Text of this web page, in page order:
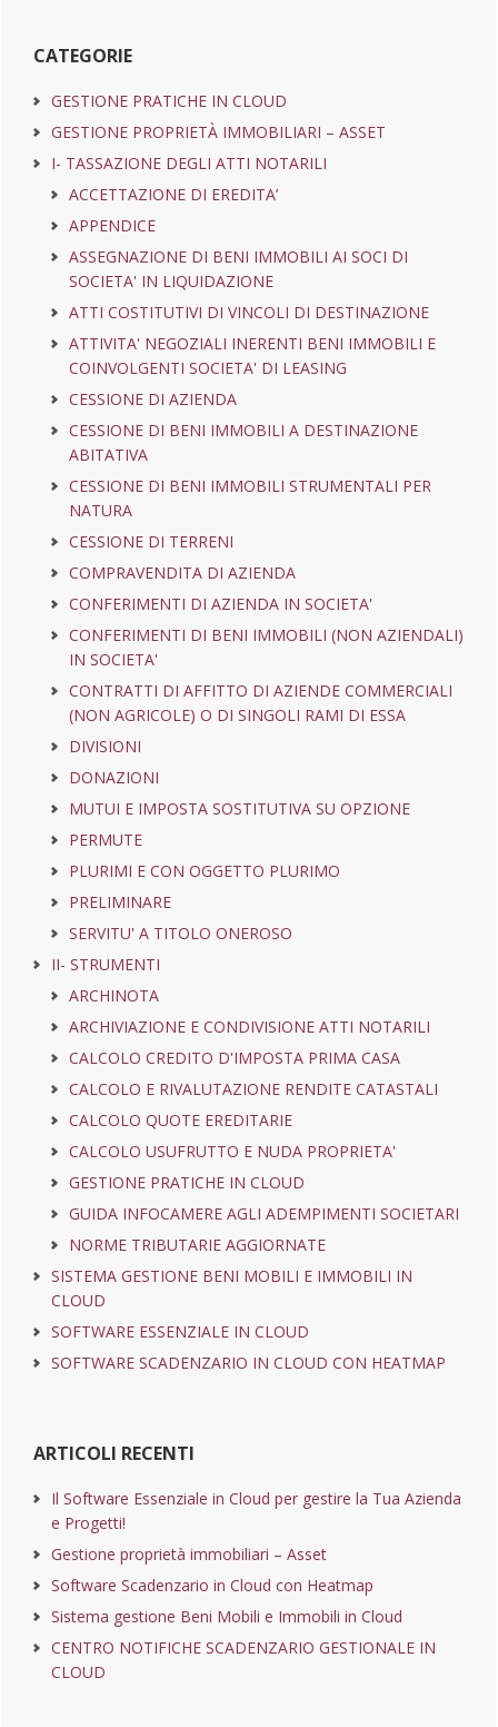
CATEGORIE
GESTIONE PRATICHE IN CLOUD
GESTIONE PROPRIETÀ IMMOBILIARI – ASSET
I- TASSAZIONE DEGLI ATTI NOTARILI
ACCETTAZIONE DI EREDITA’
APPENDICE
ASSEGNAZIONE DI BENI IMMOBILI AI SOCI DI
SOCIETA' IN LIQUIDAZIONE
ATTI COSTITUTIVI DI VINCOLI DI DESTINAZIONE
ATTIVITA' NEGOZIALI INERENTI BENI IMMOBILI E
COINVOLGENTI SOCIETA' DI LEASING
CESSIONE DI AZIENDA
CESSIONE DI BENI IMMOBILI A DESTINAZIONE
ABITATIVA
CESSIONE DI BENI IMMOBILI STRUMENTALI PER
NATURA
CESSIONE DI TERRENI
COMPRAVENDITA DI AZIENDA
CONFERIMENTI DI AZIENDA IN SOCIETA'
CONFERIMENTI DI BENI IMMOBILI (NON AZIENDALI)
IN SOCIETA'
CONTRATTI DI AFFITTO DI AZIENDE COMMERCIALI
(NON AGRICOLE) O DI SINGOLI RAMI DI ESSA
DIVISIONI
DONAZIONI
MUTUI E IMPOSTA SOSTITUTIVA SU OPZIONE
PERMUTE
PLURIMI E CON OGGETTO PLURIMO
PRELIMINARE
SERVITU' A TITOLO ONEROSO
II- STRUMENTI
ARCHINOTA
ARCHIVIAZIONE E CONDIVISIONE ATTI NOTARILI
CALCOLO CREDITO D'IMPOSTA PRIMA CASA
CALCOLO E RIVALUTAZIONE RENDITE CATASTALI
CALCOLO QUOTE EREDITARIE
CALCOLO USUFRUTTO E NUDA PROPRIETA'
GESTIONE PRATICHE IN CLOUD
GUIDA INFOCAMERE AGLI ADEMPIMENTI SOCIETARI
NORME TRIBUTARIE AGGIORNATE
SISTEMA GESTIONE BENI MOBILI E IMMOBILI IN
CLOUD
SOFTWARE ESSENZIALE IN CLOUD
SOFTWARE SCADENZARIO IN CLOUD CON HEATMAP
ARTICOLI RECENTI
Il Software Essenziale in Cloud per gestire la Tua Azienda
e Progetti!
Gestione proprietà immobiliari – Asset
Software Scadenzario in Cloud con Heatmap
Sistema gestione Beni Mobili e Immobili in Cloud
CENTRO NOTIFICHE SCADENZARIO GESTIONALE IN
CLOUD